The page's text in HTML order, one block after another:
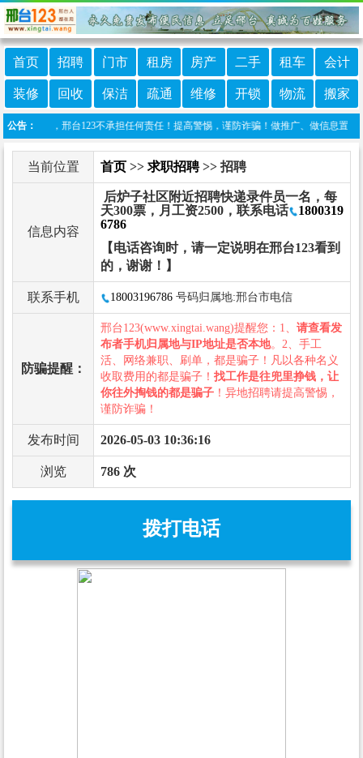
首页 招聘 门市 租房 房产 二手 租车 会计
装修 回收 保洁 疏通 维修 开锁 物流 搬家
公告：
行发布，邢台123不承担任何责任！提高警惕，谨防诈骗！做推广、做信息置顶！
当前位置 首页 >> 求职招聘>> 招聘
信息内容
后炉子社区附近招聘快递录件员一名，每
天300票，月工资2500，联系电话
1800319
6786
【电话咨询时，请一定说明在邢台123看到
的，谢谢！】
联系手机 18003196786 号码归属地:邢台市电信
防骗提醒：
邢台123(www.xingtai.wang)提醒您：1、 请查看发
布者手机归属地与IP地址是否本地。2、手工
活、网络兼职、刷单，都是骗子！凡以各种名义
收取费用的都是骗子！ 找工作是往兜里挣钱，让
你往外掏钱的都是骗子 ！异地招聘请提高警惕，
谨防诈骗！
发布时间 2026-05-03 10:36:16
浏览 786 次
拨打电话